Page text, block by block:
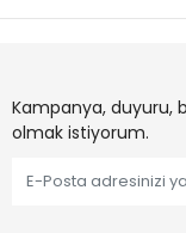
Kampanya, duyuru,
olmak istiyorum.